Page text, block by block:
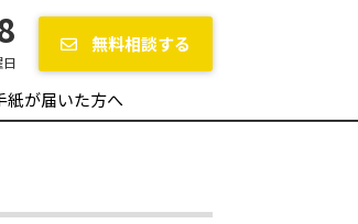
無料相談する
紙が届いた方へ